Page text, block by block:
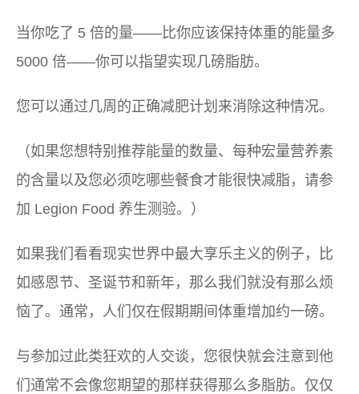
当你吃了 5 倍的量——比你应该保持体重的能量多
5000 倍——你可以指望实现几磅脂肪。
您可以通过几周的正确减肥计划来消除这种情况。
（如果您想特别推荐能量的数量、每种宏量营养素
的含量以及您必须吃哪些餐食才能很快减脂，请参
加 Legion Food 养生测验。）
如果我们看看现实世界中最大享乐主义的例子，比
如感恩节、圣诞节和新年，那么我们就没有那么烦
恼了。通常，人们仅在假期期间体重增加约一磅。
与参加过此类狂欢的人交谈，您很快就会注意到他
们通常不会像您期望的那样获得那么多脂肪。仅仅